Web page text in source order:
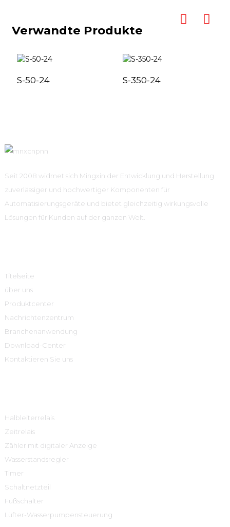
Verwandte Produkte
S-50-24 S-350-24
Seit 2008 widmet sich Mingxin der Entwicklung und Herstellung
zuverlässiger und hochwertiger Komponenten für
Automatisierungsgeräte und bietet gleichzeitig wirkungsvolle
Lösungen für Kunden auf der ganzen Welt.
Titelseite
über uns
Produktcenter
Nachrichtenzentrum
Branchenanwendung
Download-Center
Kontaktieren Sie uns
Halbleiterrelais
Zeitrelais
Zähler mit digitaler Anzeige
Wasserstandsregler
Timer
Schaltnetzteil
Fußschalter
Lüfter-Wasserpumpensteuerung